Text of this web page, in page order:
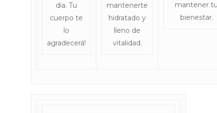
dia. Tu
cuerpo te
lo
agradecerá!
mantenerte
hidratado y
lleno de
vitalidad.
mantener
bienestar.
Ortopedia
Actualitat
Contacto